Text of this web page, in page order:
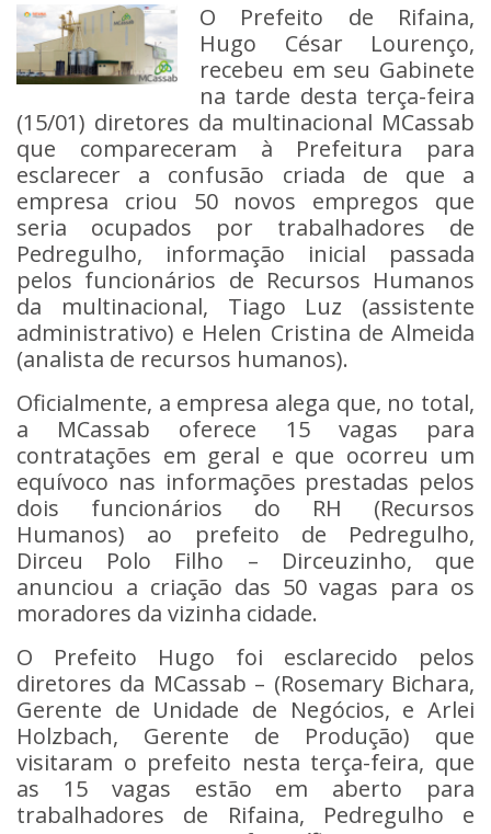
O Prefeito de Rifaina,
Hugo César Lourenço,
recebeu em seu Gabinete
na tarde desta terça-feira
(15/01) diretores da multinacional MCassab
que compareceram à Prefeitura para
esclarecer a confusão criada de que a
empresa criou 50 novos empregos que
seria ocupados por trabalhadores de
Pedregulho, informação inicial passada
pelos funcionários de Recursos Humanos
da multinacional, Tiago Luz (assistente
administrativo) e Helen Cristina de Almeida
(analista de recursos humanos).
Oficialmente, a empresa alega que, no total,
a MCassab oferece 15 vagas para
contratações em geral e que ocorreu um
equívoco nas informações prestadas pelos
dois funcionários do RH (Recursos
Humanos) ao prefeito de Pedregulho,
Dirceu Polo Filho – Dirceuzinho, que
anunciou a criação das 50 vagas para os
moradores da vizinha cidade.
O Prefeito Hugo foi esclarecido pelos
diretores da MCassab – (Rosemary Bichara,
Gerente de Unidade de Negócios, e Arlei
Holzbach, Gerente de Produção) que
visitaram o prefeito nesta terça-feira, que
as 15 vagas estão em aberto para
trabalhadores de Rifaina, Pedregulho e